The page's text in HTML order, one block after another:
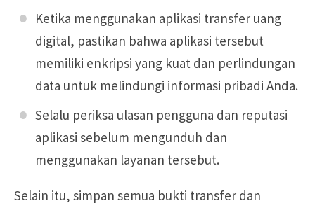
Ketika menggunakan aplikasi transfer uang
digital, pastikan bahwa aplikasi tersebut
memiliki enkripsi yang kuat dan perlindungan
data untuk melindungi informasi pribadi Anda.
Selalu periksa ulasan pengguna dan reputasi
aplikasi sebelum mengunduh dan
menggunakan layanan tersebut.
Selain itu, simpan semua bukti transfer dan